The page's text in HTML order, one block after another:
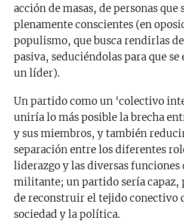
acción de masas, de personas que
plenamente conscientes (en
populismo, que busca rendirlas
pasiva, seduciéndolas para que se
un líder).
Un partido como un ‘colectivo
uniría lo más posible la brecha
y sus miembros, y también
separación entre los diferentes
liderazgo y las diversas funciones
militante; un partido sería capaz,
de reconstruir el tejido conectivo
sociedad y la política.